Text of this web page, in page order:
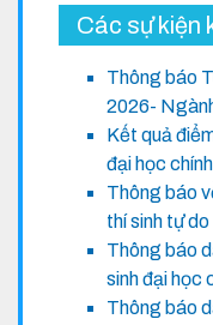
Các sự kiện
Thông báo
2026-
Kết quả
đại học
Thông báo
thí sinh tự do
Thông báo
sinh đại học
Thông báo